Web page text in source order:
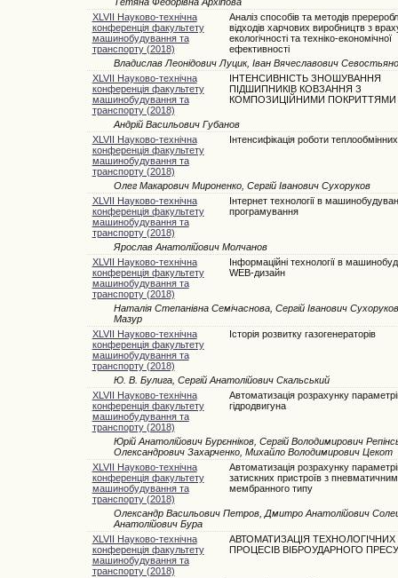
XLVII Науково-технічна
конференція факультету
машинобудування та
транспорту (2018)
Aналіз способів та методів
відходів харчових виробництв з
екологічності та техніко-економічної
ефективності
Владислав Леонідович Луцик, Іван Вячеславович
XLVII Науково-технічна
конференція факультету
машинобудування та
транспорту (2018)
ІНТЕНСИВНІСТЬ ЗНОШУВАННЯ
ПІДШИПНИКІВ КОВЗАННЯ З
КОМПОЗИЦІЙНИМИ ПОКРИТТЯМИ
Андрій Васильович Губанов
XLVII Науково-технічна
конференція факультету
машинобудування та
транспорту (2018)
Інтенсифікація роботи
Олег Макарович Мироненко, Сергій Іванович Сухоруков
XLVII Науково-технічна
конференція факультету
машинобудування та
транспорту (2018)
Інтернет технології в
програмування
Ярослав Анатолійович Молчанов
XLVII Науково-технічна
конференція факультету
машинобудування та
транспорту (2018)
Інформаційні технології в
WEB-дизайн
Наталія Степанівна Семічаснова, Сергій Іванович
Мазур
XLVII Науково-технічна
конференція факультету
машинобудування та
транспорту (2018)
Історія розвитку газогенераторів
Ю. В. Булига, Сергій Анатолійович Скальський
XLVII Науково-технічна
конференція факультету
машинобудування та
транспорту (2018)
Автоматизація розрахунку
гідродвигуна
Юрій Анатолійович Бурєнніков, Сергій Володимирович
Олександрович Захарченко, Михайло Володимирович Цекот
XLVII Науково-технічна
конференція факультету
машинобудування та
транспорту (2018)
Автоматизація розрахунку
затискних пристроїв з
мембранного типу
Олександр Васильович Петров, Дмитро Анатолійович
Анатолійович Бура
XLVII Науково-технічна
конференція факультету
машинобудування та
транспорту (2018)
АВТОМАТИЗАЦІЯ ТЕХНОЛОГІЧНИХ
ПРОЦЕСІВ ВІБРОУДАРНОГО